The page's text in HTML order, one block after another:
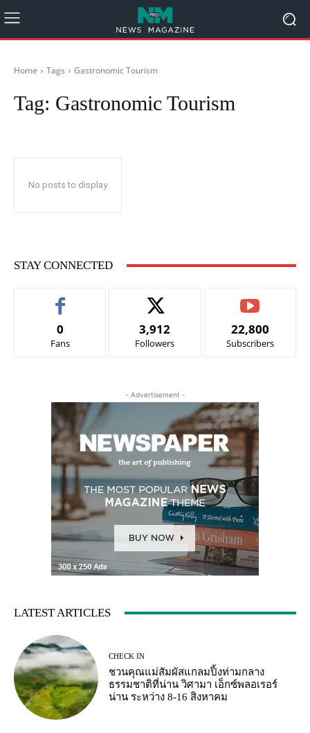
Home Tags Gastronomic Tourism
Tag: Gastronomic Tourism
No posts to display
STAY CONNECTED
0
Fans
3,912
Followers
22,800
Subscribers
- Advertisement -
LATEST ARTICLES
CHECK IN
ชวนคุณแม่สัมผัสแกลมปิ้งท่ามกลาง
ธรรมชาติที่น่าน วิศามา เอ็กซ์พลอเรอร์
น่าน ระหว่าง 8-16 สิงหาคม